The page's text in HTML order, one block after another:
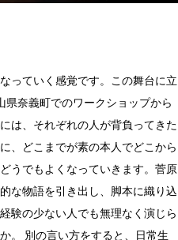
っていく感覚です。この舞台に立
奈義町でのワークショップから
は、それぞれの人が背負ってきた
、どこまでが素の本人でどこから
うでもよくなっていきます。菅原
な物語を引き出し、脚本に織り込
験の少ない人でも無理なく演じら
。 別の言い方をすると、日常生